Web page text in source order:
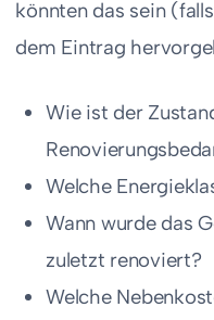
könnten das sein
dem Eintrag
Wie ist der
Welche
Wann wurde das
zuletzt renoviert?
Welche